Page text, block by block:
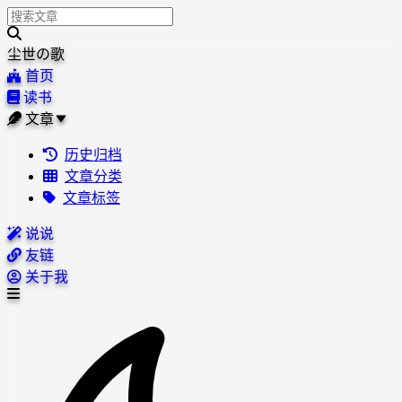
尘世の歌
首页
读书
文章
历史归档
文章分类
文章标签
说说
友链
关于我